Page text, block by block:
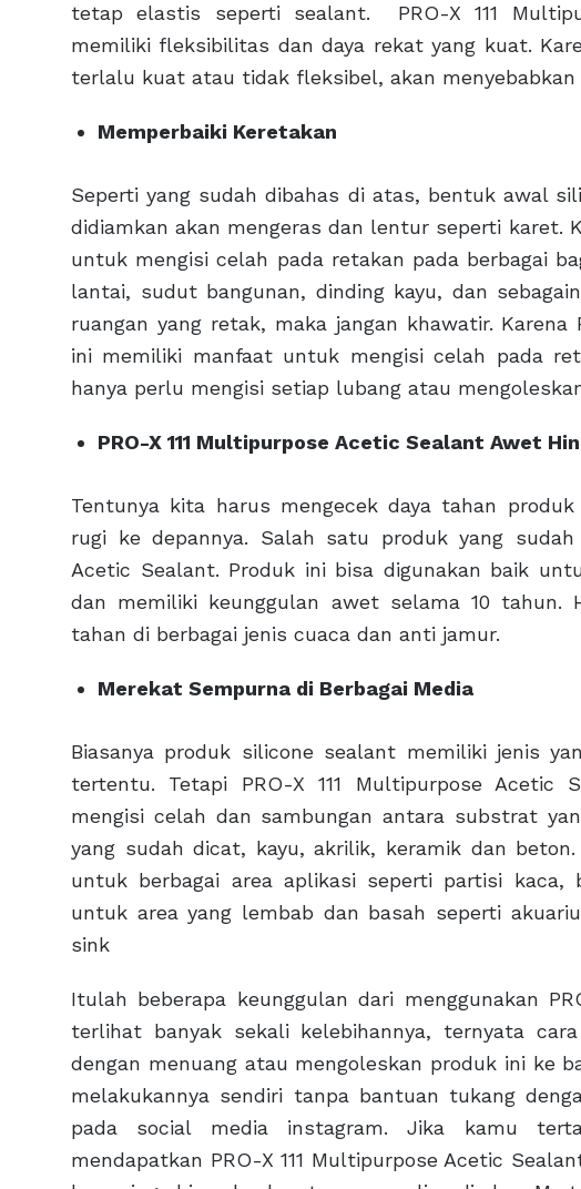
tetap elastis seperti sealant. PRO-X 111
memiliki fleksibilitas dan daya rekat yang kuat.
terlalu kuat atau tidak fleksibel, akan
Memperbaiki Keretakan
Seperti yang sudah dibahas di atas, bentuk awal
didiamkan akan mengeras dan lentur seperti karet.
untuk mengisi celah pada retakan pada berbagai
lantai, sudut bangunan, dinding kayu, dan
ruangan yang retak, maka jangan khawatir. Karena
ini memiliki manfaat untuk mengisi celah pada
hanya perlu mengisi setiap lubang atau
PRO-X 111 Multipurpose Acetic Sealant Awet
Tentunya kita harus mengecek daya tahan
rugi ke depannya. Salah satu produk yang sudah
Acetic Sealant. Produk ini bisa digunakan baik
dan memiliki keunggulan awet selama 10 tahun.
tahan di berbagai jenis cuaca dan anti jamur.
Merekat Sempurna di Berbagai Media
Biasanya produk silicone sealant memiliki jenis
tertentu. Tetapi PRO-X 111 Multipurpose Acetic
mengisi celah dan sambungan antara substrat
yang sudah dicat, kayu, akrilik, keramik dan
untuk berbagai area aplikasi seperti partisi kaca,
untuk area yang lembab dan basah seperti
sink
Itulah beberapa keunggulan dari menggunakan
terlihat banyak sekali kelebihannya, ternyata
dengan menuang atau mengoleskan produk ini ke
melakukannya sendiri tanpa bantuan tukang
pada social media instagram. Jika kamu
mendapatkan PRO-X 111 Multipurpose Acetic